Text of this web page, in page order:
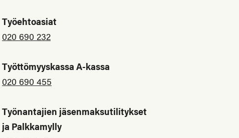
Työehtoasiat
020 690 232
Työttömyyskassa A-kassa
020 690 455
Työnantajien jäsenmaksutilitykset
ja Palkkamylly